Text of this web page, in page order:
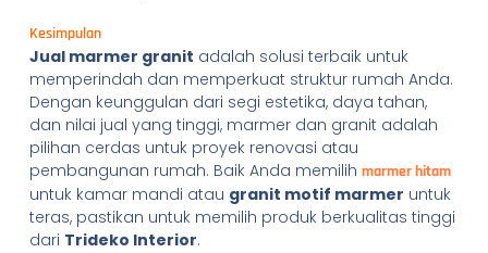
Kesimpulan
Jual marmer granit adalah solusi terbaik untuk
memperindah dan memperkuat struktur rumah Anda.
Dengan keunggulan dari segi estetika, daya tahan,
dan nilai jual yang tinggi, marmer dan granit adalah
pilihan cerdas untuk proyek renovasi atau
pembangunan rumah. Baik Anda memilih marmer hitam
untuk kamar mandi atau granit motif marmer untuk
teras, pastikan untuk memilih produk berkualitas tinggi
dari Trideko Interior.